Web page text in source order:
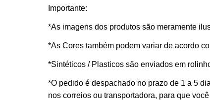
Importante:
*As imagens dos produtos são meramente
*As Cores também podem variar de acordo
*Sintéticos / Plasticos são enviados em
*O pedido é despachado no prazo de 1 a 5
nos correios ou transportadora, para que